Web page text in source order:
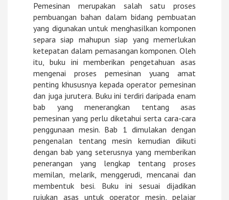
Pemesinan merupakan salah satu proses
pembuangan bahan dalam bidang pembuatan
yang digunakan untuk menghasilkan komponen
separa siap mahupun siap yang memerlukan
ketepatan dalam pemasangan komponen. Oleh
itu, buku ini memberikan pengetahuan asas
mengenai proses pemesinan yuang amat
penting khususnya kepada operator pemesinan
dan juga jurutera. Buku ini terdiri daripada enam
bab yang menerangkan tentang asas
pemesinan yang perlu diketahui serta cara-cara
penggunaan mesin. Bab 1 dimulakan dengan
pengenalan tentang mesin kemudian diikuti
dengan bab yang seterusnya yang memberikan
penerangan yang lengkap tentang proses
memilan, melarik, menggerudi, mencanai dan
membentuk besi. Buku ini sesuai dijadikan
rujukan asas untuk operator mesin, pelajar